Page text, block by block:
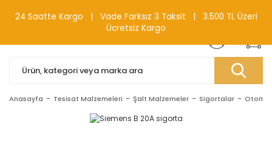
0(212) 240 87 88
Anasayfa Tesisat Malzemeleri Şalt Malzemeler Sigortalar
24 Saatte Kargo | Vade Farksız 3 Taksit | 3.500 TL Üzeri
Ücretsiz Kargo